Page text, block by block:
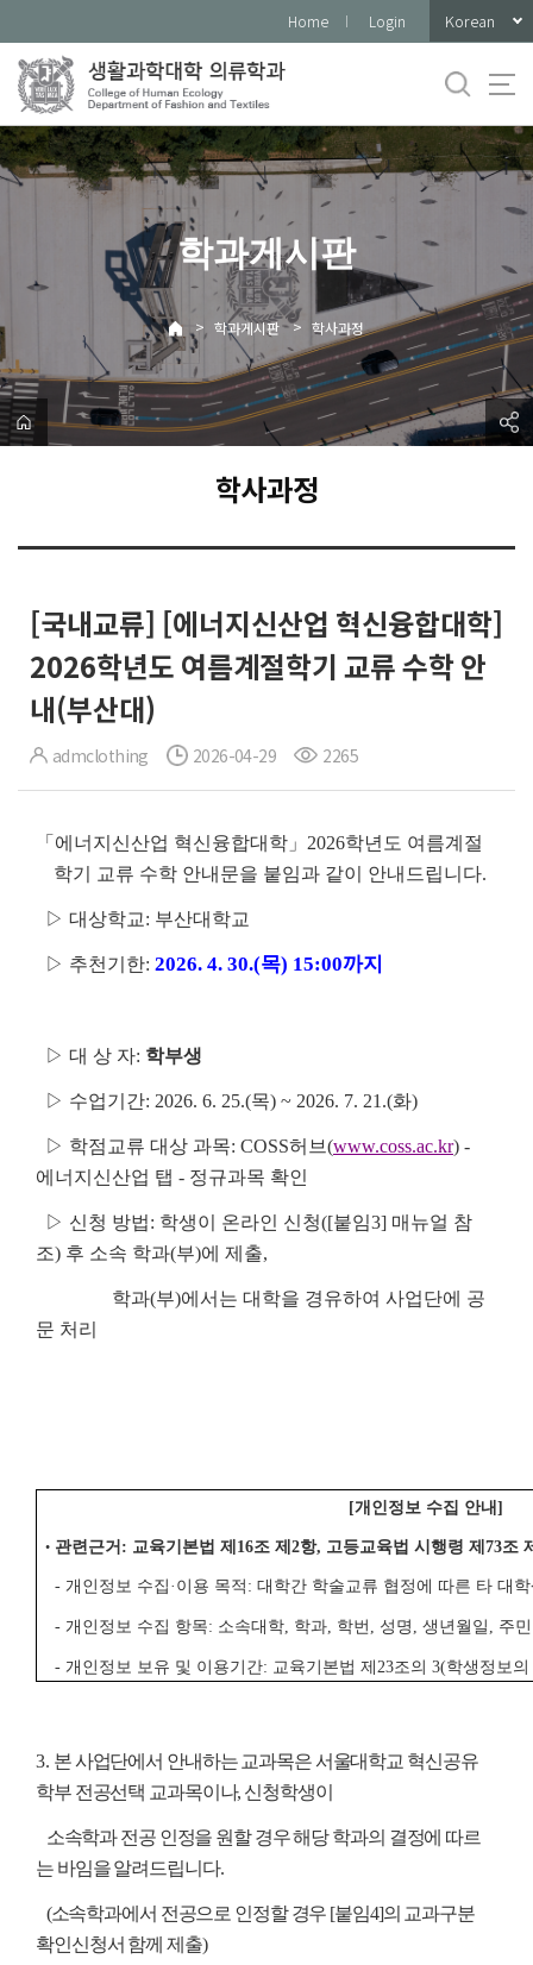
로
메
뉴
Home Login Korean
학과게시판
> 학과게시판 > 학사과정
학사과정
[국내교류] [에너지신산업 혁신융합대학]
2026학년도 여름계절학기 교류 수학 안
내(부산대)
admclothing 2026-04-29 2265
「에너지신산업 혁신융합대학」2026학년도 여름계절
학기 교류 수학 안내문을 붙임과 같이 안내드립니다.
▷ 대상학교: 부산대학교
▷ 추천기한: 2026. 4. 30.(목) 15:00까지
▷ 대 상 자: 학부생
▷ 수업기간: 2026. 6. 25.(목) ~ 2026. 7. 21.(화)
▷ 학점교류 대상 과목: COSS허브(www.coss.ac.kr) -
에너지신산업 탭 - 정규과목 확인
▷ 신청 방법: 학생이 온라인 신청([붙임3] 매뉴얼 참
조) 후 소속 학과(부)에 제출,
학과(부)에서는 대학을 경유하여 사업단에 공
문 처리
[개인정보 수집 안내]
• 관련근거: 교육기본법 제16조 제2항, 고등교육법 시행령 제73조
- 개인정보 수집·이용 목적: 대학간 학술교류 협정에 따른 타 대
- 개인정보 수집 항목: 소속대학, 학과, 학번, 성명, 생년월일, 주
- 개인정보 보유 및 이용기간: 교육기본법 제23조의 3(학생정보
3. 본 사업단에서 안내하는 교과목은 서울대학교 혁신공유
학부 전공선택 교과목이나, 신청학생이
소속학과 전공 인정을 원할 경우 해당 학과의 결정에 따르
는 바임을 알려드립니다.
(소속학과에서 전공으로 인정할 경우 [붙임4]의 교과구분
확인신청서 함께 제출)